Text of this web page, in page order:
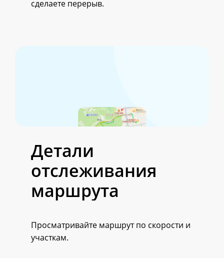
сделаете перерыв.
Детали
отслеживания
маршрута
Просматривайте маршрут по скорости и
участкам.